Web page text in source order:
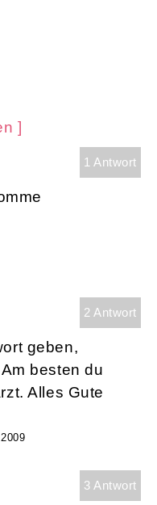
]
1 Antwort
2 Antwort
geben,
besten du
Alles Gute
3 Antwort